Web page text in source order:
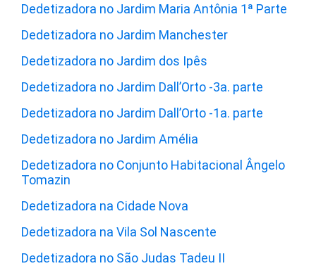
Dedetizadora no Jardim Maria Antônia 1ª Parte
Dedetizadora no Jardim Manchester
Dedetizadora no Jardim dos Ipês
Dedetizadora no Jardim Dall’Orto -3a. parte
Dedetizadora no Jardim Dall’Orto -1a. parte
Dedetizadora no Jardim Amélia
Dedetizadora no Conjunto Habitacional Ângelo
Tomazin
Dedetizadora na Cidade Nova
Dedetizadora na Vila Sol Nascente
Dedetizadora no São Judas Tadeu II